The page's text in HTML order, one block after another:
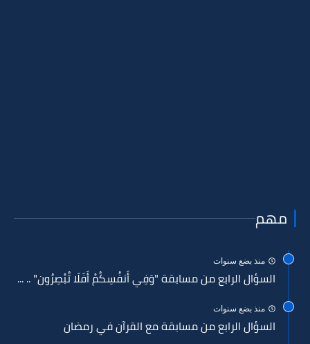
مهم
منذ بضع سنوات
السؤال الرابع من مسابقة "وَفِي أَنفُسِكُمْ أَفَلَا تُبْصِرُون" .. ...
منذ بضع سنوات
السؤال الرابع من مسابقة مع القرآن في رمضان